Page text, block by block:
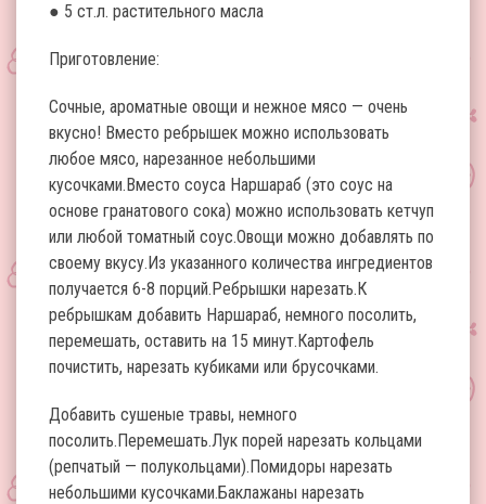
● 5 ст.л. растительного масла
Приготовление:
Сочные, ароматные овощи и нежное мясо — очень
вкусно! Вместо ребрышек можно использовать
любое мясо, нарезанное небольшими
кусочками.Вместо соуса Наршараб (это соус на
основе гранатового сока) можно использовать кетчуп
или любой томатный соус.Овощи можно добавлять по
своему вкусу.Из указанного количества ингредиентов
получается 6-8 порций.Ребрышки нарезать.К
ребрышкам добавить Наршараб, немного посолить,
перемешать, оставить на 15 минут.Картофель
почистить, нарезать кубиками или брусочками.
Добавить сушеные травы, немного
посолить.Перемешать.Лук порей нарезать кольцами
(репчатый — полукольцами).Помидоры нарезать
небольшими кусочками.Баклажаны нарезать